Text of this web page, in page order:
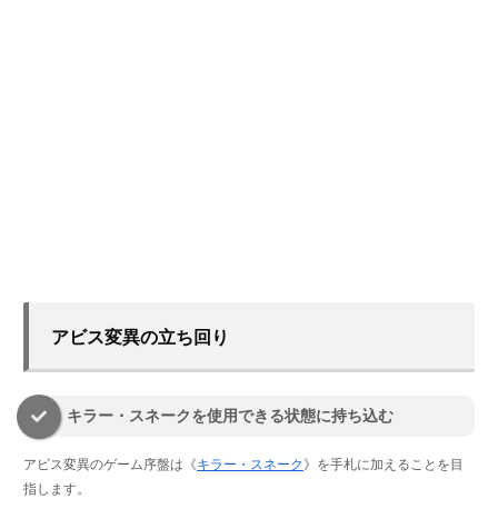
アビス変異の立ち回り
キラー・スネークを使用できる状態に持ち込む
アビス変異のゲーム序盤は《キラー・スネーク 》を手札に加えることを目
指します。